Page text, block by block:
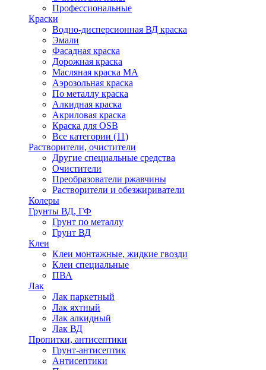
Профессиональные
Краски
Водно-дисперсионная ВД краска
Эмали
Фасадная краска
Дорожная краска
Масляная краска МА
Аэрозольная краска
По металлу краска
Алкидная краска
Акриловая краска
Краска для OSB
Все категории (11)
Растворители, очистители
Другие специальные средства
Очистители
Преобразователи ржавчины
Растворители и обезжириватели
Колеры
Грунты ВД, ГФ
Грунт по металлу
Грунт ВД
Клеи
Клеи монтажные, жидкие гвозди
Клеи специальные
ПВА
Лак
Лак паркетный
Лак яхтный
Лак алкидный
Лак ВД
Пропитки, антисептики
Грунт-антисептик
Антисептики